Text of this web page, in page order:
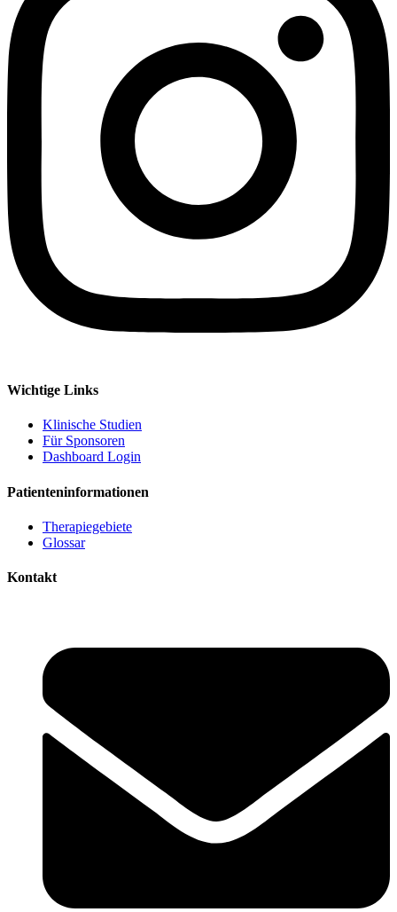
Wichtige Links
Klinische Studien
Für Sponsoren
Dashboard Login
Patienteninformationen
Therapiegebiete
Glossar
Kontakt